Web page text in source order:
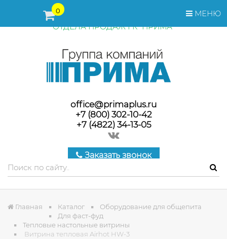
МЕНЮ
0
ПЕРЕД ОФОРМЛЕНИЕМ ЗАКАЗА, СТОИМОСТЬ И СРОКИ
ПОСТАВКИ ТОВАРА УТОЧНЯЙТЕ У МЕНЕДЖЕРОВ
ОТДЕЛА ПРОДАЖ ГК "ПРИМА"
office@primaplus.ru
+7 (800) 302-10-42
+7 (4822) 34-13-05
Заказать звонок
Главная Каталог
Оборудование для общепита
Для фаст-фуд
Тепловые настольные витрины
Витрина тепловая Airhot HW-3